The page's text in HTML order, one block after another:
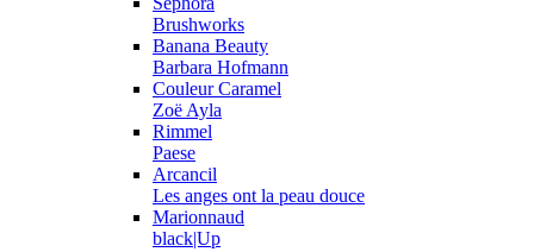
Brushworks
Banana Beauty
Barbara Hofmann
Couleur Caramel
Zoë Ayla
Rimmel
Paese
Arcancil
Les anges ont la peau douce
Marionnaud
black|Up